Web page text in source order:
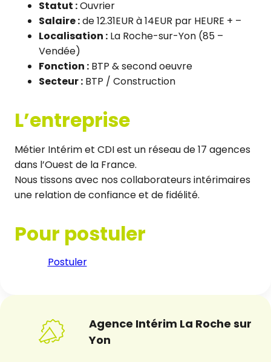
Statut :Ouvrier
Salaire :de 12.31EUR à 14EUR par HEURE + –
Localisation : La Roche-sur-Yon (85 –
Vendée)
Fonction : BTP & second oeuvre
Secteur : BTP / Construction
L’entreprise
Métier Intérim et CDI est un réseau de 17 agences
dans l’Ouest de la France.
Nous tissons avec nos collaborateurs intérimaires
une relation de confiance et de fidélité.
Pour postuler
Postuler
Agence Intérim La Roche sur
Yon